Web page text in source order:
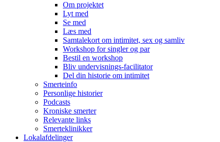
Om projektet
Lyt med
Se med
Læs med
Samtalekort om intimitet, sex og samliv
Workshop for singler og par
Bestil en workshop
Bliv undervisnings-facilitator
Del din historie om intimitet
Smerteinfo
Personlige historier
Podcasts
Kroniske smerter
Relevante links
Smerteklinikker
Lokalafdelinger